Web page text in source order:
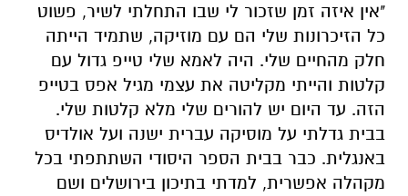
"אין איזה זמן שזכור לי שבו התחלתי לשיר, פשוט
כל הזיכרונות שלי הם עם מוזיקה, שתמיד הייתה
חלק מהחיים שלי. היה לאמא שלי טייפ גדול עם
קלטות והייתי מקליטה את עצמי מגיל אפס בטייפ
הזה. עד היום יש להורים שלי מלא קלטות שלי.
בבית גדלתי על מוסיקה עברית ישנה ועל אולדיס
באנגלית. כבר בבית הספר היסודי השתתפתי בכל
מקהלה אפשרית, למדתי בתיכון בירושלים ושם